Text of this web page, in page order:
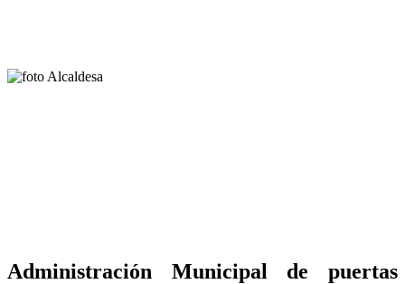
Administración Municipal de puertas